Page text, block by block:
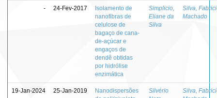
- 24-Fev-2017
Isolamento de
nanofibras de
celulose de
bagaço de cana-
de-açúcar e
engaços de
dendê obtidas
por hidrólise
enzimática
Simplicio,
Eliane da
Silva
Silva,
Machado
19-Jan-2024 25-Jan-2019
Nanodispersões
Silvério
Silva,